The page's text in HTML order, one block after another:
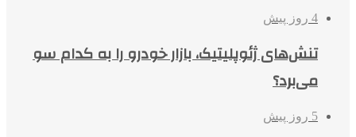
4 روز پیش
تنش‌های ژئوپلیتیک، بازار خودرو را به کدام سو
می‌برد؟
5 روز پیش